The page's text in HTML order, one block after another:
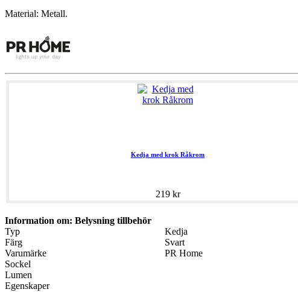
Material: Metall.
Kedja med krok Råkrom
219 kr
Information om: Belysning tillbehör
Typ
Kedja
Färg
Svart
Varumärke
PR Home
Sockel
Lumen
Egenskaper